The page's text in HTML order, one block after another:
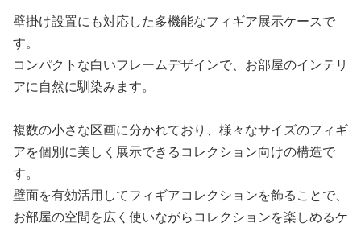
壁掛け設置にも対応した多機能なフィギア展示ケースで
す。
コンパクトな白いフレームデザインで、お部屋のインテリ
アに自然に馴染みます。
複数の小さな区画に分かれており、様々なサイズのフィギ
アを個別に美しく展示できるコレクション向けの構造で
す。
壁面を有効活用してフィギアコレクションを飾ることで、
お部屋の空間を広く使いながらコレクションを楽しめるケ